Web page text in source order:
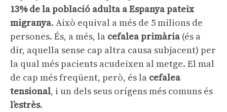
13% de la població adulta a Espanya pateix
migranya. Això equival a més de 5 milions de
persones. És, a més, la cefalea primària (és a
dir, aquella sense cap altra causa subjacent) per
la qual més pacients acudeixen al metge. El mal
de cap més freqüent, però, és la cefalea
tensional, i un dels seus orígens més comuns és
l’estrès.